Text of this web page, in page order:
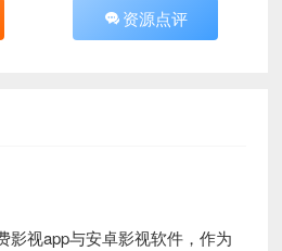
资源点评
影视app与安卓影视软件，作为